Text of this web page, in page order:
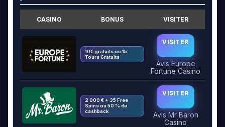
CASINO BONUS VISITER
10€ gratuits ou 15
Tours Gratuits
VISITER
Avis Europe
Fortune Casino
2 000 € + 35 Free
Spins ou 50 % de
cashback
VISITER
Avis Mr Baron
Casino